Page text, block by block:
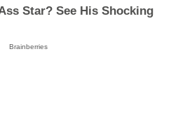
Star? See His Shocking
Brainberries